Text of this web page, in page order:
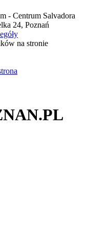
- Centrum Salvadora
24, Poznań
na stronie